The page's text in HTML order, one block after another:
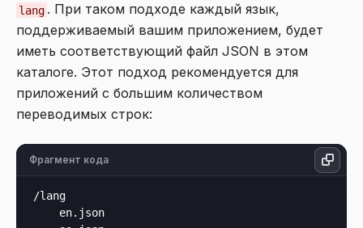
lang . При таком подходе каждый язык,
поддерживаемый вашим приложением, будет
иметь соответствующий файл JSON в этом
каталоге. Этот подход рекомендуется для
приложений с большим количеством
переводимых строк:
Фрагмент кода
/lang
    en.json